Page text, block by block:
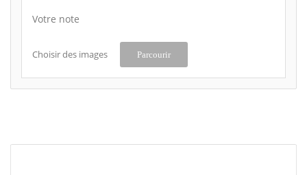
Votre note
Choisir des images Parcourir